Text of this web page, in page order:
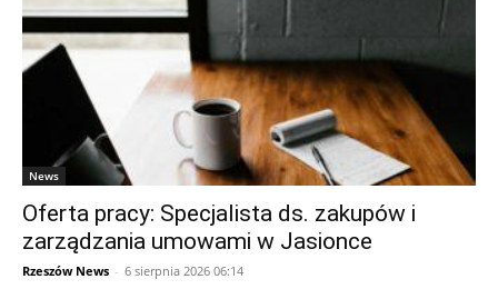
News
Oferta pracy: Specjalista ds. zakupów i
zarządzania umowami w Jasionce
Rzeszów News - 6 sierpnia 2026 06:14